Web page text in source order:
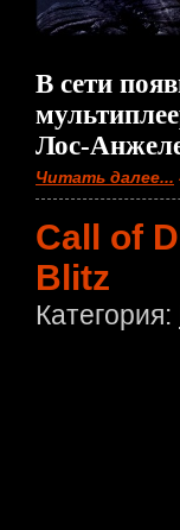
В сети
Лос-
Читать далее...
Call of
Blitz
Категория: